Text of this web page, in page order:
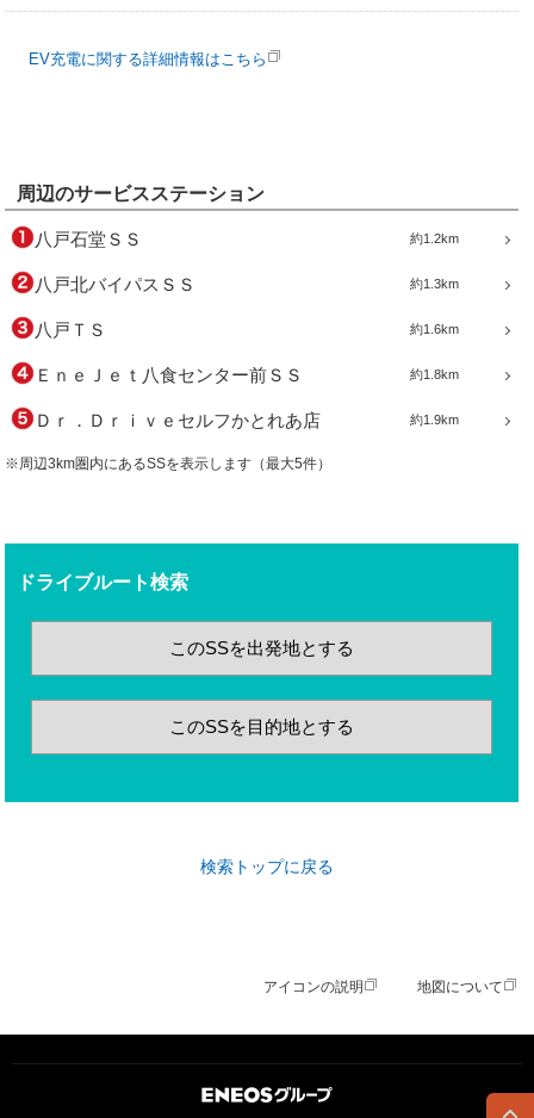
EV充電に関する詳細情報はこちら
周辺のサービスステーション
約1.2km
八戸石堂ＳＳ
約1.3km
八戸北バイパスＳＳ
約1.6km
八戸ＴＳ
約1.8km
ＥｎｅＪｅｔ八食センター前ＳＳ
約1.9km
Ｄｒ．Ｄｒｉｖｅセルフかとれあ店
※周辺3km圏内にあるSSを表示します（最大5件）
ドライブルート検索
このSSを出発地とする
このSSを目的地とする
検索トップに戻る
アイコンの説明 地図について